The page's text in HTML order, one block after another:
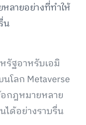
ลายอย่างที่ทำให้
น
รัฐอาหรับเอมิ
โลก Metaverse
กฎหมายหลาย
ได้อย่างราบรื่น